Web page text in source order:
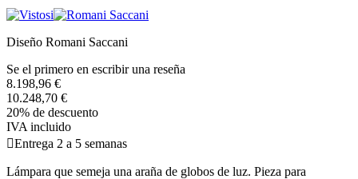
Diseño Romani Saccani
Se el primero en escribir una reseña
8.198,96 €
10.248,70 €
20% de descuento
IVA incluido
Entrega 2 a 5 semanas
Lámpara que semeja una araña de globos de luz. Pieza para